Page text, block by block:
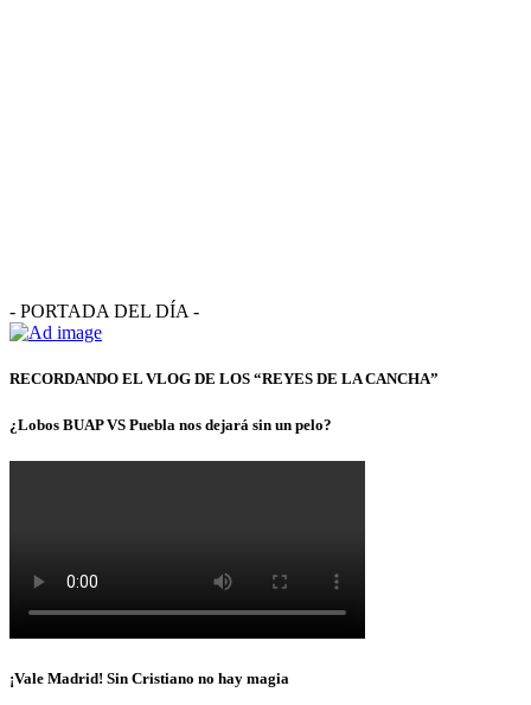
- PORTADA DEL DÍA -
RECORDANDO EL VLOG DE LOS “REYES DE LA CANCHA”
¿Lobos BUAP VS Puebla nos dejará sin un pelo?
¡Vale Madrid! Sin Cristiano no hay magia